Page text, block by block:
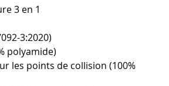
3 en 1
3:2020)
polyamide)
les points de collision (100%